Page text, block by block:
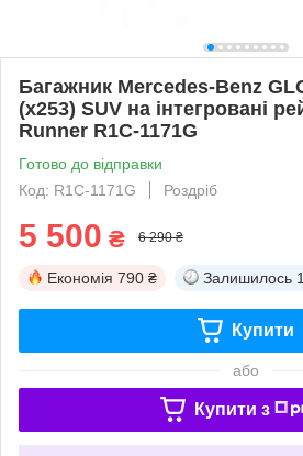
Багажник Mercedes-Benz
(x253) SUV на інтегровані
Runner R1C-1171G
Готово до відправки
Код: R1C-1171G
Роздріб
5 500 ₴ 6 290 ₴
Економія 790 ₴ Залишилось
Купити
або
Купити з